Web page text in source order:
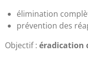
élimination
prévention des
Objectif : éradication